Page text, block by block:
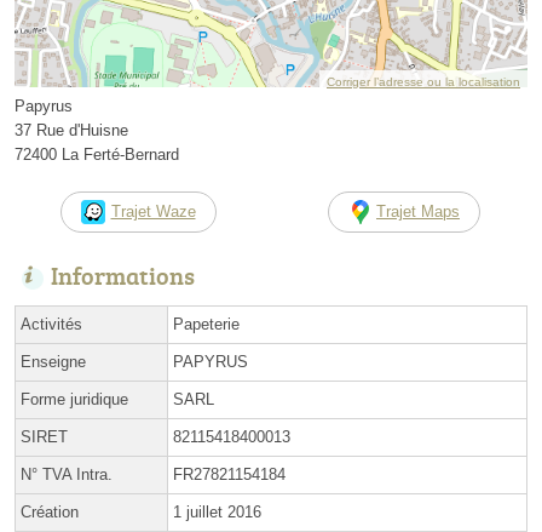
Corriger l’adresse ou la localisation
Papyrus
37 Rue d'Huisne
72400 La Ferté-Bernard
Trajet Waze Trajet Maps
Informations
Activités Papeterie
Enseigne PAPYRUS
Forme juridique SARL
SIRET 82115418400013
N° TVA Intra. FR27821154184
Création 1 juillet 2016